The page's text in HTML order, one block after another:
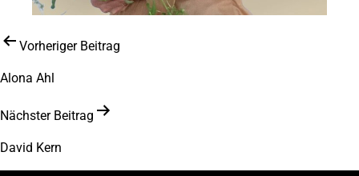
Beitragsnavigation
Vorheriger Beitrag
Alona Ahl
Nächster Beitrag
David Kern